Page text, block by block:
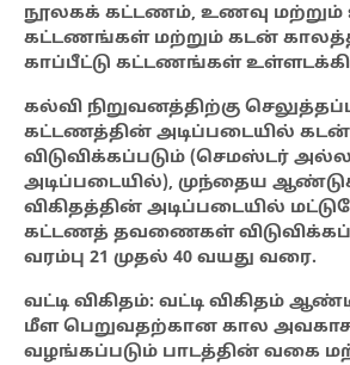
நூலகக் கட்டணம், உணவு மற்றும்
கட்டணங்கள் மற்றும் கடன்
காப்பீட்டு கட்டணங்கள்
கல்வி நிறுவனத்திற்கு
கட்டணத்தின் அடிப்படையில்
விடுவிக்கப்படும் (செமஸ்டர்
அடிப்படையில்), முந்தைய
விகிதத்தின் அடிப்படையில்
கட்டணத் தவணைகள்
வரம்பு 21 முதல் 40 வயது வரை.
வட்டி விகிதம்: வட்டி விகிதம்
மீள பெறுவதற்கான கால
வழங்கப்படும் பாடத்தின் வகை